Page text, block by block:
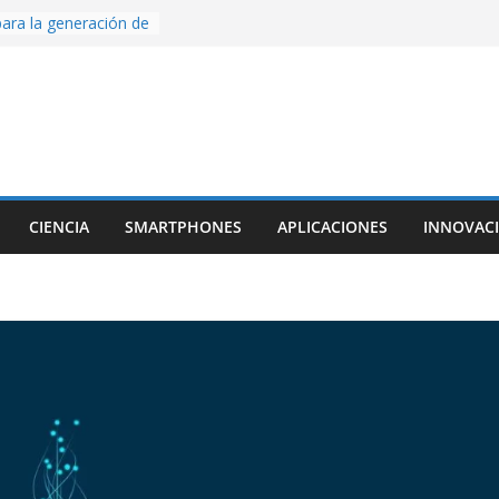
la generación de
con Inteligencia
una app
una
CIENCIA SMARTPHONES APLICACIONES